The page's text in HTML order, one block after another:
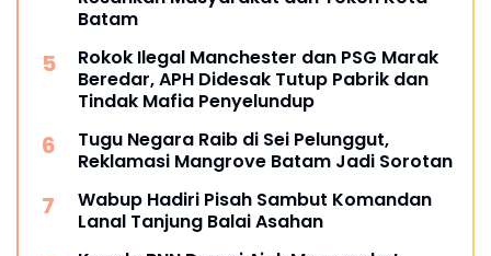
Batam
Rokok Ilegal Manchester dan PSG Marak
Beredar, APH Didesak Tutup Pabrik dan
Tindak Mafia Penyelundup
Tugu Negara Raib di Sei Pelunggut,
Reklamasi Mangrove Batam Jadi Sorotan
Wabup Hadiri Pisah Sambut Komandan
Lanal Tanjung Balai Asahan